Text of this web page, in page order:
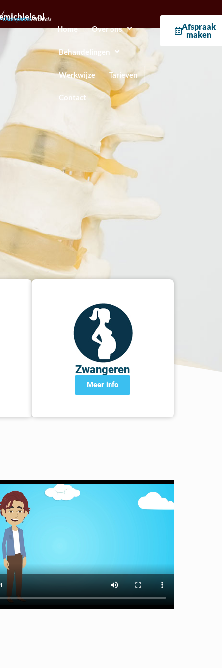
Home Over ons
Behandelingen
Werkwijze Tarieven
Contact
Afspraak
maken
Zwangeren
Meer info